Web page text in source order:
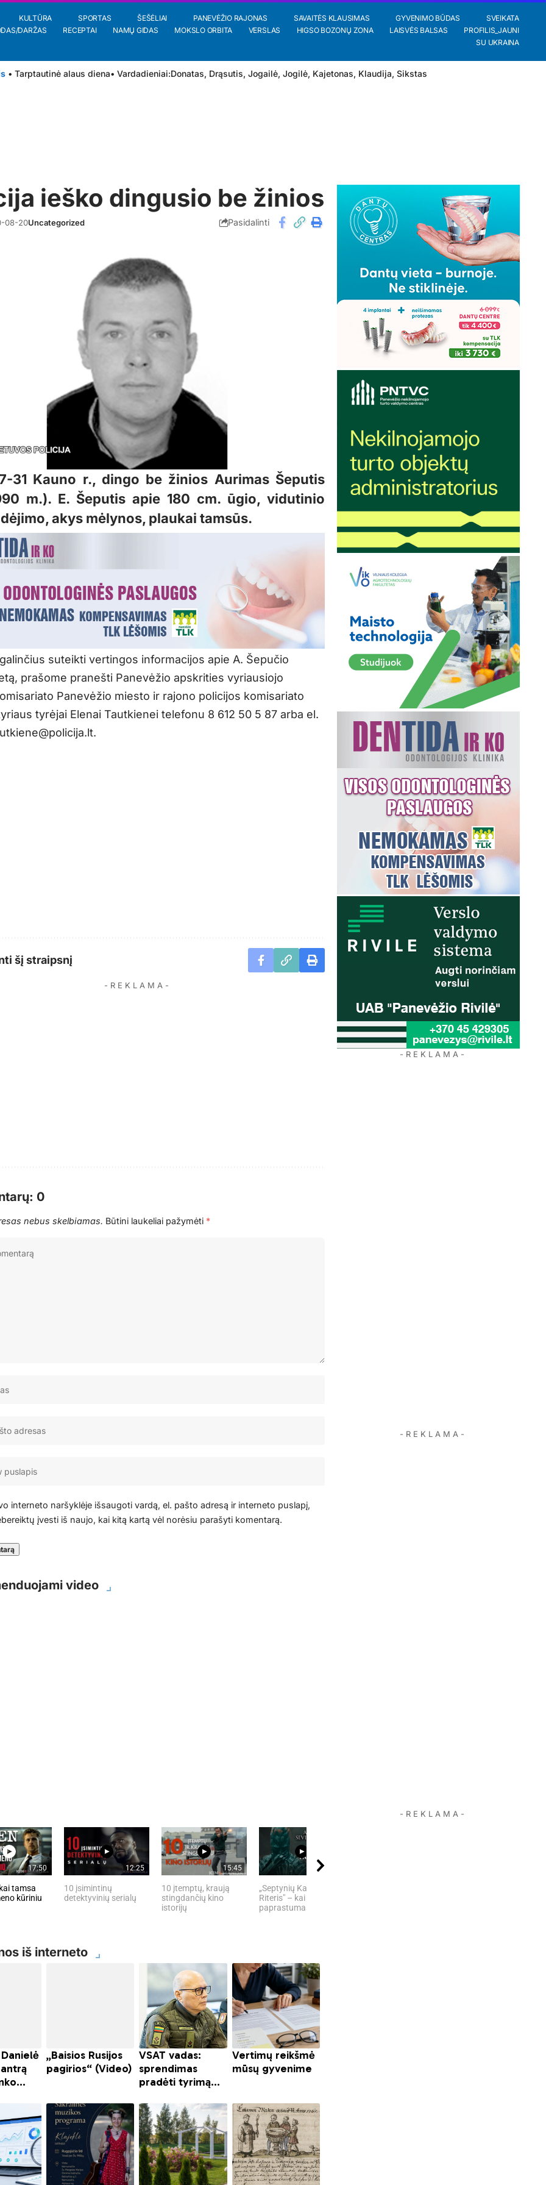
KULTŪRA SPORTAS ŠEŠĖLIAI PANEVĖŽIO RAJONAS SAVAITĖS KLAUSIMAS GYVENIMO BŪDAS
SVEIKATA
DARŽAS RECEPTAI NAMŲ GIDAS MOKSLO ORBITA VERSLAS HIGSO BOZONŲ ZONA LAISVĖS BALSAS
PROFILIS_JAUNI
SU UKRAINA
• Tarptautinė alaus diena• Vardadieniai:Donatas, Drąsutis, Jogailė, Jogilė, Kajetonas, Klaudija, Sikstas
ieško dingusio be žinios
08-20Uncategorized Pasidalinti
31 Kauno r., dingo be žinios Aurimas Šeputis
m.). E. Šeputis apie 180 cm. ūgio, vidutinio
akys mėlynos, plaukai tamsūs.
suteikti vertingos informacijos apie A. Šepučio
prašome pranešti Panevėžio apskrities vyriausiojo
Panevėžio miesto ir rajono policijos komisariato
tyrėjai Elenai Tautkienei telefonu 8 612 50 5 87 arba el.
šį straipsnį
- R E K L A M A -
0
nebus skelbiamas. Būtini laukeliai pažymėti *
interneto naršyklėje išsaugoti vardą, el. pašto adresą ir interneto puslapį,
įvesti iš naujo, kai kitą kartą vėl norėsiu parašyti komentarą.
video
17:50
tamsa
kūriniu
12:25
10 įsimintinų
detektyvinių serialų
15:45
10 įtemptų, kraują
stingdančių kino
istorijų
12:32
„Septynių Karalysčių
Riteris" – kai
paprastumas nugali
iš interneto
- R E K L A M A -
- R E K L A M A -
- R E K L A M A -